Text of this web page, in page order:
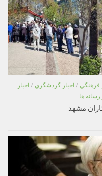
فرهنگی / اخبار گردشگری / اخبار
ها
مشهد